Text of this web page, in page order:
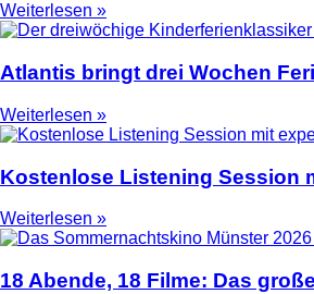
Weiterlesen »
Atlantis bringt drei Wochen
Weiterlesen »
Kostenlose Listening Session
Weiterlesen »
18 Abende, 18 Filme: Das